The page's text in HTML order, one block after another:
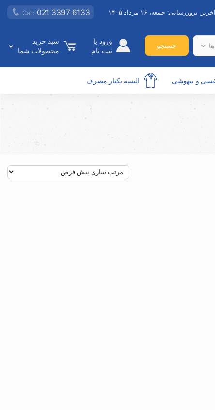
آخرین بروزرسانی: جمعه، ۱۶ مرداد ۱۴۰۵ Call: 021 3397 6133
جستجو
ورود یا
ثبت نام
سبد خرید
محصولات شما
و بیهوشی البسه یکبار مصرف